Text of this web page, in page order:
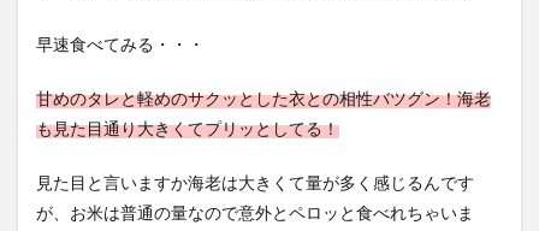
早速食べてみる・・・
甘めのタレと軽めのサクッとした衣との相性バツグン！海老
も見た目通り大きくてプリッとしてる！
見た目と言いますか海老は大きくて量が多く感じるんです
が、お米は普通の量なので意外とペロッと食べれちゃいま